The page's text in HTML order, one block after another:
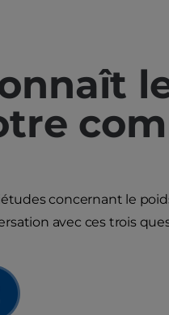
concernant le
avec ces trois